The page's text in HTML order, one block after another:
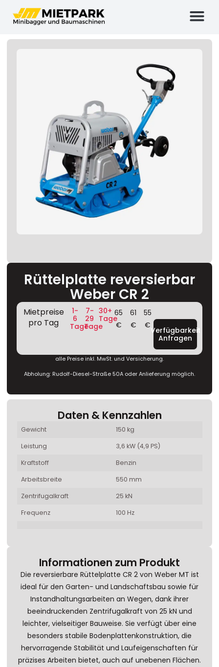
Rüttelplatte reversierbar
Weber CR 2
Mietpreise
pro Tag
1-
6
Tage
7-
29
Tage
30+
Tage
65
€
61
€
55
€
Verfügbarkeit
Anfragen
alle Preise inkl. MwSt. und Versicherung.
Abholung: Rudolf-Diesel-Straße 50A oder Anlieferung möglich.
Daten & Kennzahlen
Gewicht
150 kg
Leistung
3,6 kW (4,9 PS)
Kraftstoff
Benzin
Arbeitsbreite
550 mm
Zentrifugalkraft
25 kN
Frequenz
100 Hz
Informationen zum Produkt
Die reversierbare Rüttelplatte CR 2 von Weber MT ist
ideal für den Garten- und Landschaftsbau sowie für
Instandhaltungsarbeiten an Wegen, dank ihrer
beeindruckenden Zentrifugalkraft von 25 kN und
leichter, vielseitiger Bauweise. Sie verfügt über eine
besonders stabile Bodenplattenkonstruktion, die
hervorragende Stabilität und Laufeigenschaften für
präzises Arbeiten bietet, auch auf unebenen Flächen.